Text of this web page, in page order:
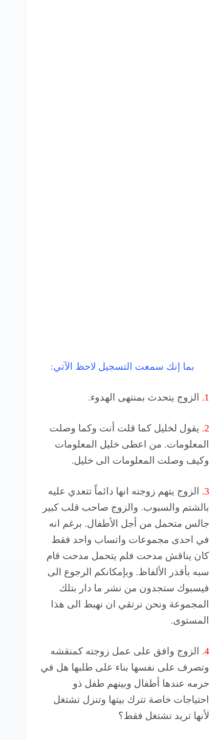
بما إنك سمعت التسجيل لاحظ الآتي:
1. الزوج يتحدث بمنتهى الهدوء.
2. يقول لخليل كما قلت أنت وكما وصلت
المعلومات. من اعطى خليل المعلومات
وكيف وصلت المعلومات الى خليل.
3. الزوج يتهم زوجته انها دائماً تتعدي عليه
بالشتم والسبوب. والزوج صاحب قلب كبير
جالس متحمل من أجل الأطفال. برغم انه
في احدى مجموعات واتساب واحد فقط
كان يناقش مدحت فلم يتحمل مدحت قام
سبه بأقذر الألفاظ. وبإمكانكم الرجوع الى
فيسبوك ستجدون من نشر ما دار بتلك
المجموعة ونحن نرتقي ان نهبط الى هذا
المستوى.
4. الزوج وافق على عمل زوجته كمنقشه
وتصرف على نفسها بناء على طلبها هل في
حرمه عندها أطفال وبينهم طفل ذو
احتياجات خاصة تترك بيتها وتنزل تشتغل
لأنها تريد تشتغل فقط؟